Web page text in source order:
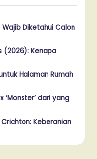
Wajib Diketahui Calon
(2026): Kenapa
Halaman Rumah
‘Monster’ dari yang
Crichton: Keberanian